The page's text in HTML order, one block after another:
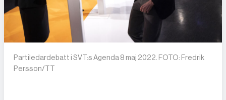
Partiledardebatt i SVT:s Agenda 8 maj 2022. FOTO: Fredrik
Persson/TT